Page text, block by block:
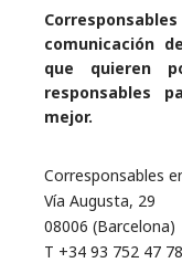
comunicación
que quieren
responsables
mejor.
Corresponsables
Vía Augusta, 29
08006 (Barcelona)
T +34 93 752 47 78